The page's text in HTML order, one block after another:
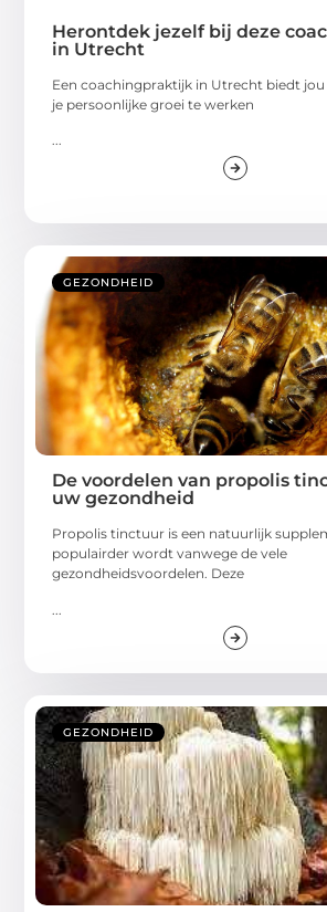
Herontdek jezelf bij deze
in Utrecht
Een coachingpraktijk in Utrecht biedt jou
je persoonlijke groei te werken
...
GEZONDHEID
De voordelen van propolis
uw gezondheid
Propolis tinctuur is een natuurlijk
populairder wordt vanwege de vele
gezondheidsvoordelen. Deze
GEZONDHEID